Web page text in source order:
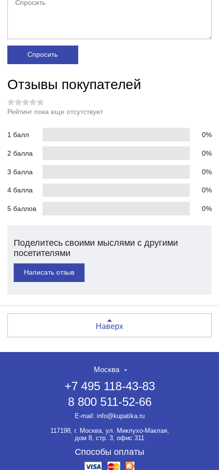
Спросить
Отзывы покупателей
Рейтинг пока еще отсутствует
1 балл 0%
2 балла 0%
3 балла 0%
4 балла 0%
5 баллов 0%
Поделитесь своими мыслями с другими
посетителями
Написать отзыв
Наверх
Москва
+7 495 118-43-83
8 800 511-52-66
E-mail: info@kupatika.ru
117198, г. Москва, ул. Миклухо-Маклая,
дом 8, стр. 3, офис 311
Способы оплаты